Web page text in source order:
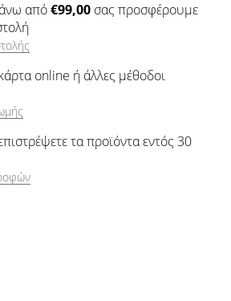
από€99,00 σας προσφέρουμε
online ή άλλες μέθοδοι
τα προϊόντα εντός 30